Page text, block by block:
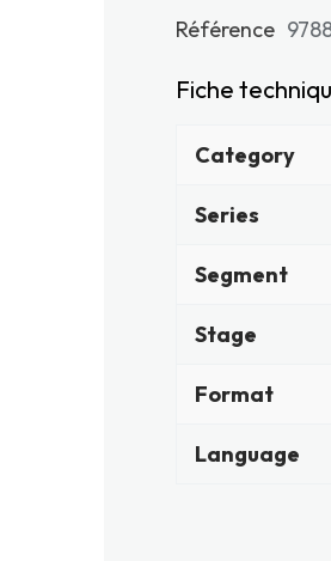
Référence
Fiche
Category
Series
Segment
Stage
Format
Language